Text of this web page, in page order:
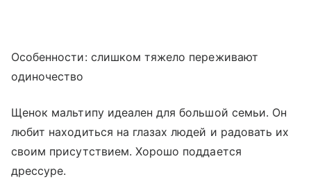
Особенности: слишком тяжело переживают
одиночество
Щенок мальтипу идеален для большой семьи. Он
любит находиться на глазах людей и радовать их
своим присутствием. Хорошо поддается
дрессуре.